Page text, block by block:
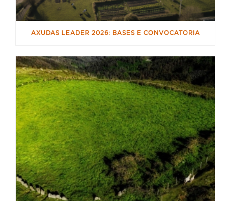
AXUDAS LEADER 2026: BASES E CONVOCATORIA